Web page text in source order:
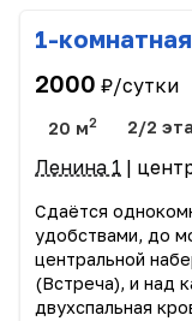
1-
2000 ₽/сутки
20 м2 2/2
Ленина 1 |
Сдаётся
удобствами, до
центральной
(Встреча), и над
двухспальная